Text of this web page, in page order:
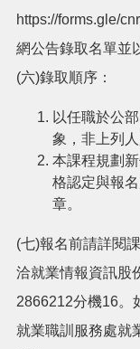
回
首
頁
信
箱
常
見
問
https://forms.gle/
網公告錄取名單並
(六)錄取順序：
以任職於公
象，非上列
本課程規劃
格認定與報
章。
(七)報名前請詳閱
洽就業情報資訊股
2866212分機16。
就業職訓服務處就